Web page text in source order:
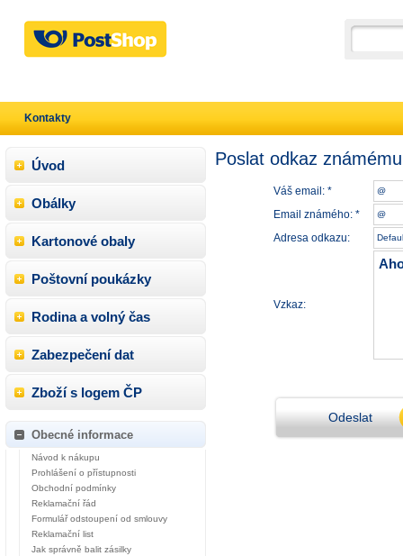
Poslat odkaz známému
Váš email: *
Email známého: *
Adresa odkazu:
Vzkaz:
Odeslat
Úvod
Obálky
Kartonové obaly
Poštovní poukázky
Rodina a volný čas
Zabezpečení dat
Zboží s logem ČP
Obecné informace
Návod k nákupu
Prohlášení o přístupnosti
Obchodní podmínky
Reklamační řád
Formulář odstoupení od smlouvy
Reklamační list
Jak správně balit zásilky
Kontakty